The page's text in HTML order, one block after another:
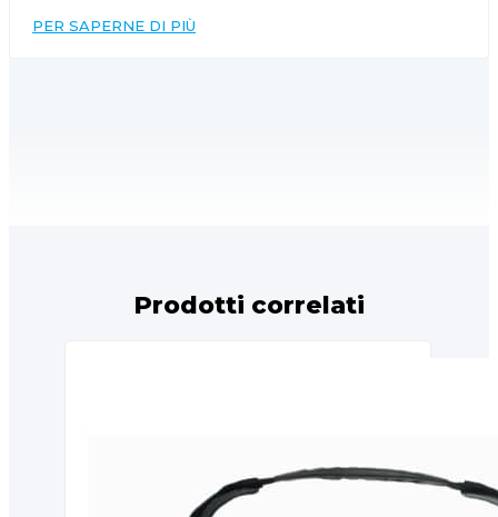
PER SAPERNE DI PIÙ
Prodotti correlati